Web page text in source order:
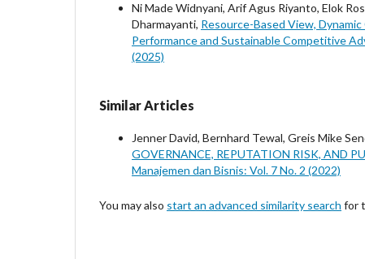
Ni Made Widnyani, Arif Agus Riyanto, Elok
Dharmayanti, Resource-Based View,
Performance and Sustainable Competitive
(2025)
Similar Articles
Jenner David, Bernhard Tewal, Greis Mike
GOVERNANCE, REPUTATION RISK, AND
Manajemen dan Bisnis: Vol. 7 No. 2 (2022)
You may also start an advanced similarity search for